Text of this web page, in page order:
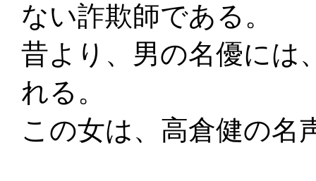
ない詐欺師である。
昔より、男の名優には
れる。
この女は、高倉健の名